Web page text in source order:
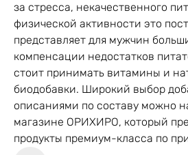
за стресса, некачественного
физической активности это
представляет для мужчин
компенсации недостатков
стоит принимать витамины и
биодобавки. Широкий выбор
описаниями по составу можно
магазине ОРИХИРО, который
продукты премиум-класса по